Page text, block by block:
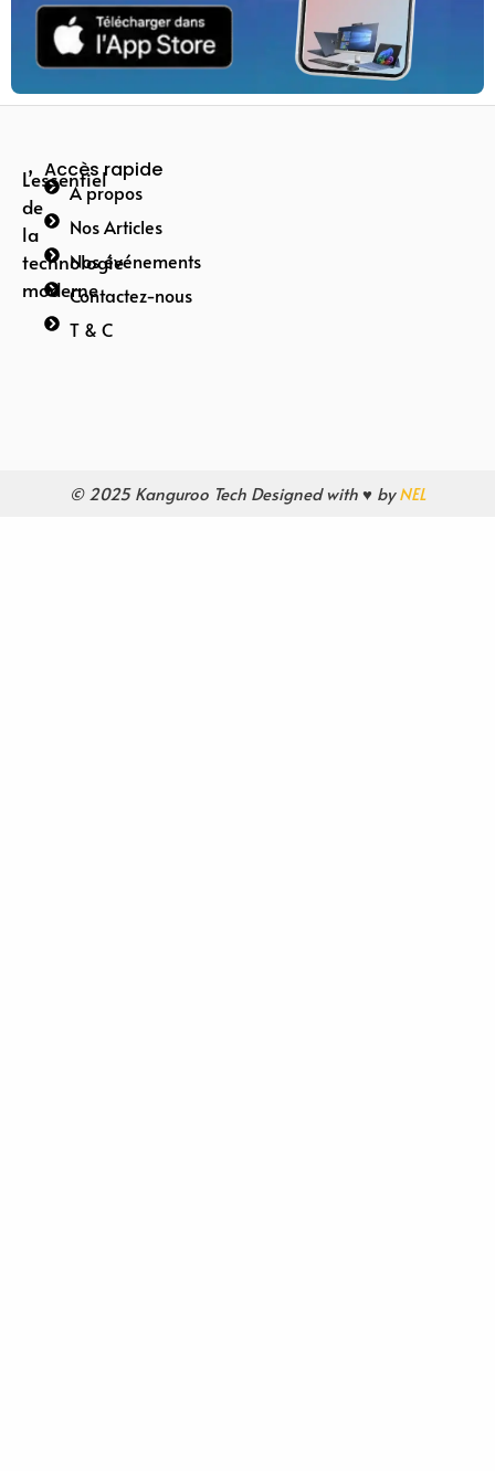
L’essentiel
de
la
technologie
moderne
Accès rapide
A propos
Nos Articles
Nos événements
Contactez-nous
T & C
© 2025 Kanguroo Tech Designed with ♥ byNEL